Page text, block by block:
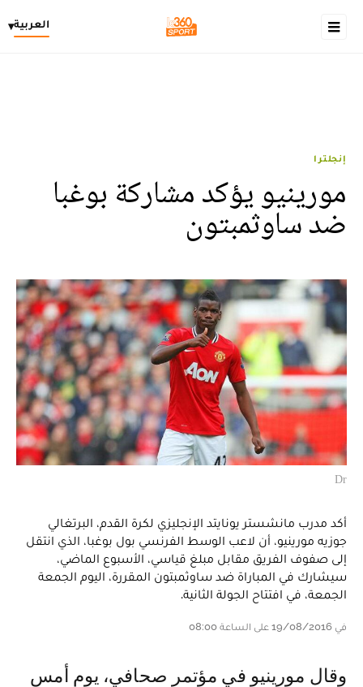
العربية▾
إنجلترا
مورينيو يؤكد مشاركة بوغبا
ضد ساوثمبتون
Dr
أكد مدرب مانشستر يونايتد الإنجليزي لكرة القدم، البرتغالي
جوزيه مورينيو، أن لاعب الوسط الفرنسي بول بوغبا، الذي انتقل
إلى صفوف الفريق مقابل مبلغ قياسي، الأسبوع الماضي،
سيشارك في المباراة ضد ساوثمبتون المقررة، اليوم الجمعة
الجمعة، في افتتاح الجولة الثانية.
في 19/08/2016 على الساعة 08:00
وقال مورينيو في مؤتمر صحافي، يوم أمس